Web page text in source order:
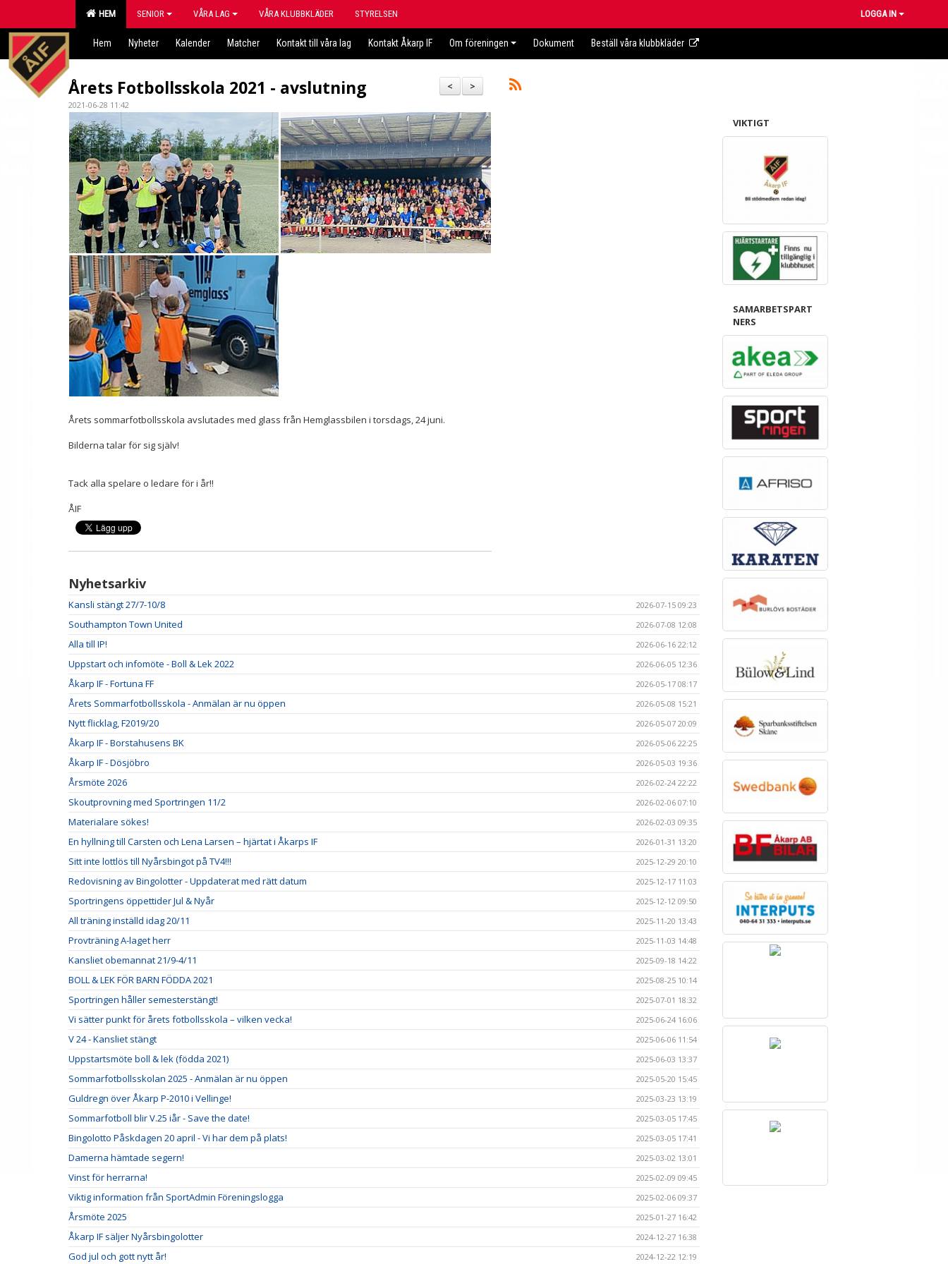
HEM SENIOR VÅRA LAG VÅRA KLUBBKLÄDER STYRELSEN LOGGA IN
Hem Nyheter Kalender Matcher Kontakt till våra lag Kontakt Åkarp IF Om föreningen Dokument Beställ våra klubbkläder
>
<
Årets Fotbollsskola 2021 - avslutning
2021-06-28 11:42
Årets sommarfotbollsskola avslutades med glass från Hemglassbilen i torsdags, 24 juni.
Bilderna talar för sig själv!
Tack alla spelare o ledare för i år!!
ÅIF
Nyhetsarkiv
Kansli stängt 27/7-10/8 2026-07-15 09:23
Southampton Town United 2026-07-08 12:08
Alla till IP! 2026-06-16 22:12
Uppstart och infomöte - Boll & Lek 2022 2026-06-05 12:36
Åkarp IF - Fortuna FF 2026-05-17 08:17
Årets Sommarfotbollsskola - Anmälan är nu öppen 2026-05-08 15:21
Nytt flicklag, F2019/20 2026-05-07 20:09
Åkarp IF - Borstahusens BK 2026-05-06 22:25
Åkarp IF - Dösjöbro 2026-05-03 19:36
Årsmöte 2026 2026-02-24 22:22
Skoutprovning med Sportringen 11/2 2026-02-06 07:10
Materialare sökes! 2026-02-03 09:35
En hyllning till Carsten och Lena Larsen – hjärtat i Åkarps IF 2026-01-31 13:20
Sitt inte lottlös till Nyårsbingot på TV4!!! 2025-12-29 20:10
Redovisning av Bingolotter - Uppdaterat med rätt datum 2025-12-17 11:03
Sportringens öppettider Jul & Nyår 2025-12-12 09:50
All träning inställd idag 20/11 2025-11-20 13:43
Provträning A-laget herr 2025-11-03 14:48
Kansliet obemannat 21/9-4/11 2025-09-18 14:22
BOLL & LEK FÖR BARN FÖDDA 2021 2025-08-25 10:14
Sportringen håller semesterstängt! 2025-07-01 18:32
Vi sätter punkt för årets fotbollsskola – vilken vecka! 2025-06-24 16:06
V 24 - Kansliet stängt 2025-06-06 11:54
Uppstartsmöte boll & lek (födda 2021) 2025-06-03 13:37
Sommarfotbollsskolan 2025 - Anmälan är nu öppen 2025-05-20 15:45
Guldregn över Åkarp P-2010 i Vellinge! 2025-03-23 13:19
Sommarfotboll blir V.25 iår - Save the date! 2025-03-05 17:45
Bingolotto Påskdagen 20 april - Vi har dem på plats! 2025-03-05 17:41
Damerna hämtade segern! 2025-03-02 13:01
Vinst för herrarna! 2025-02-09 09:45
Viktig information från SportAdmin Föreningslogga 2025-02-06 09:37
Årsmöte 2025 2025-01-27 16:42
Åkarp IF säljer Nyårsbingolotter 2024-12-27 16:38
God jul och gott nytt år! 2024-12-22 12:19
VIKTIGT
SAMARBETSPART
NERS